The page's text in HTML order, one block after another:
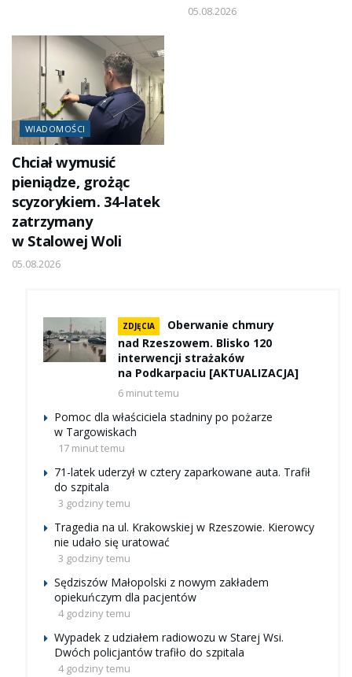
05.08.2026
WIADOMOŚCI
Chciał wymusić
pieniądze, grożąc
scyzorykiem. 34-latek
zatrzymany
w Stalowej Woli
05.08.2026
ZDJĘCIA
Oberwanie chmury
nad Rzeszowem. Blisko 120
interwencji strażaków
na Podkarpaciu [AKTUALIZACJA]
6 minut temu
Pomoc dla właściciela stadniny po pożarze
w Targowiskach
17 minut temu
71-latek uderzył w cztery zaparkowane auta. Trafił
do szpitala
3 godziny temu
Tragedia na ul. Krakowskiej w Rzeszowie. Kierowcy
nie udało się uratować
3 godziny temu
Sędziszów Małopolski z nowym zakładem
opiekuńczym dla pacjentów
4 godziny temu
Wypadek z udziałem radiowozu w Starej Wsi.
Dwóch policjantów trafiło do szpitala
4 godziny temu